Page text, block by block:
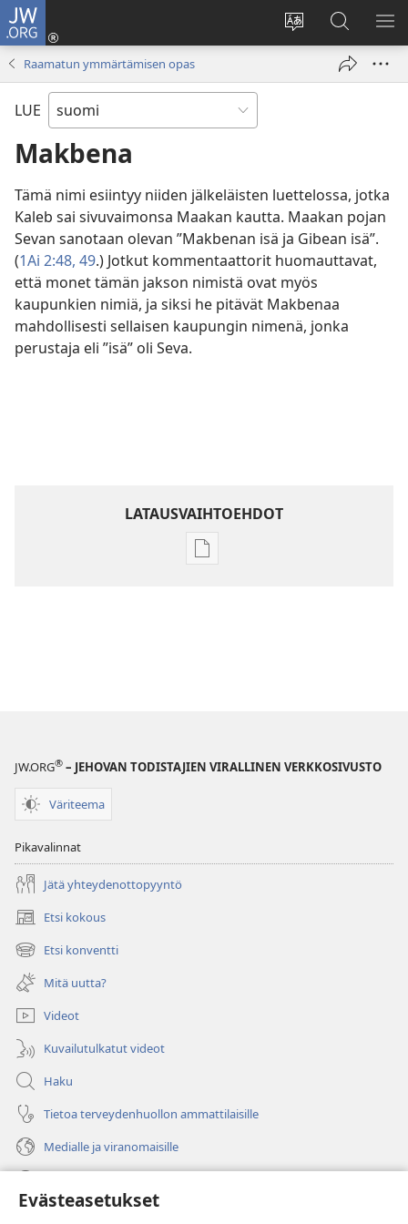
Evästeasetukset
JW.ORG
Vaihda
sivuston
Kirjaudu
(avaa
Hae
JW.ORG-
sivustolta
Raamatun ymmärtämisen opas
LUE
Makbena
Tämä nimi esiintyy niiden jälkeläisten luettelossa, jotka
Kaleb sai sivuvaimonsa Maakan kautta. Maakan pojan
Sevan sanotaan olevan ”Makbenan isä ja Gibean isä”.
(1Ai 2:48, 49.) Jotkut kommentaattorit huomauttavat,
että monet tämän jakson nimistä ovat myös
kaupunkien nimiä, ja siksi he pitävät Makbenaa
mahdollisesti sellaisen kaupungin nimenä, jonka
perustaja eli ”isä” oli Seva.
LATAUSVAIHTOEHDOT
Julkaisujen
JW.ORG® – JEHOVAN TODISTAJIEN VIRALLINEN VERKKOSIVUSTO
Väriteema
Pikavalinnat
Jätä yhteydenottopyyntö
Etsi kokous
(avaa
uuden
ikkunan)
Etsi konventti
(avaa
uuden
ikkunan)
Mitä uutta?
Videot
Kuvailutulkatut videot
Haku
Tietoa terveydenhuollon ammattilaisille
Medialle ja viranomaisille